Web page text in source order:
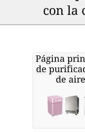
con la
Página
de
de aire